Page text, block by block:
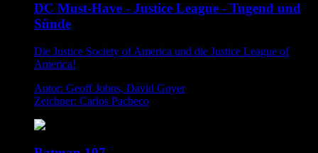
DC Must-Have - Justice League - Tugend und
Sünde
Die Justice Society of America und die Justice League of
America!
Autor: Geoff Johns, David Goyer
Zeichner: Carlos Pacheco